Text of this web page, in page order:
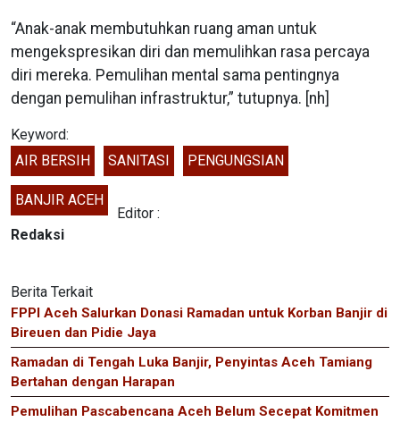
“Anak-anak membutuhkan ruang aman untuk
mengekspresikan diri dan memulihkan rasa percaya
diri mereka. Pemulihan mental sama pentingnya
dengan pemulihan infrastruktur,” tutupnya. [nh]
Keyword:
AIR BERSIH
SANITASI PENGUNGSIAN
BANJIR ACEH
Editor :
Redaksi
Berita Terkait
FPPI Aceh Salurkan Donasi Ramadan untuk Korban Banjir di
Bireuen dan Pidie Jaya
Ramadan di Tengah Luka Banjir, Penyintas Aceh Tamiang
Bertahan dengan Harapan
Pemulihan Pascabencana Aceh Belum Secepat Komitmen